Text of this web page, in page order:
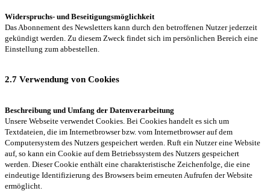
Widerspruchs- und Beseitigungsmöglichkeit
Das Abonnement des Newsletters kann durch den betroffenen Nutzer jederzeit
gekündigt werden. Zu diesem Zweck findet sich im persönlichen Bereich eine
Einstellung zum abbestellen.
2.7 Verwendung von Cookies
Beschreibung und Umfang der Datenverarbeitung
Unsere Webseite verwendet Cookies. Bei Cookies handelt es sich um
Textdateien, die im Internetbrowser bzw. vom Internetbrowser auf dem
Computersystem des Nutzers gespeichert werden. Ruft ein Nutzer eine Website
auf, so kann ein Cookie auf dem Betriebssystem des Nutzers gespeichert
werden. Dieser Cookie enthält eine charakteristische Zeichenfolge, die eine
eindeutige Identifizierung des Browsers beim erneuten Aufrufen der Website
ermöglicht.